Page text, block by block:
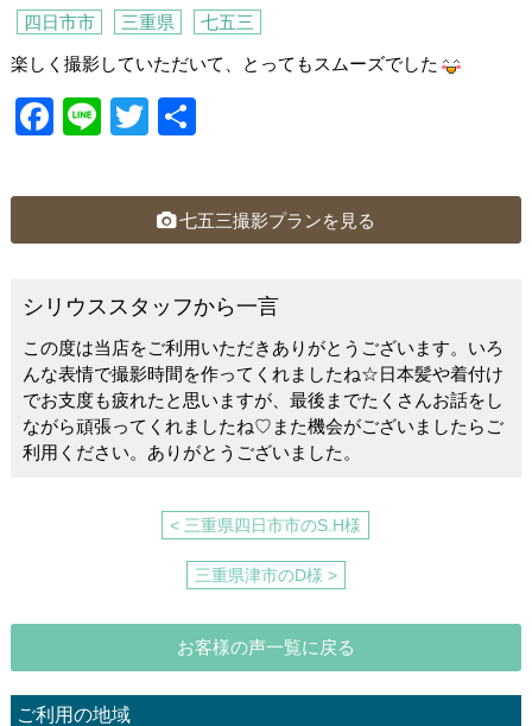
四日市市 三重県 七五三
楽しく撮影していただいて、とってもスムーズでした
F
c
o
o
k
Li
e
T
tt
er
共
七五三撮影プランを見る
シリウススタッフから一言
この度は当店をご利用いただきありがとうございます。いろ
んな表情で撮影時間を作ってくれましたね☆日本髪や着付け
でお支度も疲れたと思いますが、最後までたくさんお話をし
ながら頑張ってくれましたね♡また機会がございましたらご
利用ください。ありがとうございました。
< 三重県四日市市のS.H様
三重県津市のD様 >
お客様の声一覧に戻る
ご利用の地域